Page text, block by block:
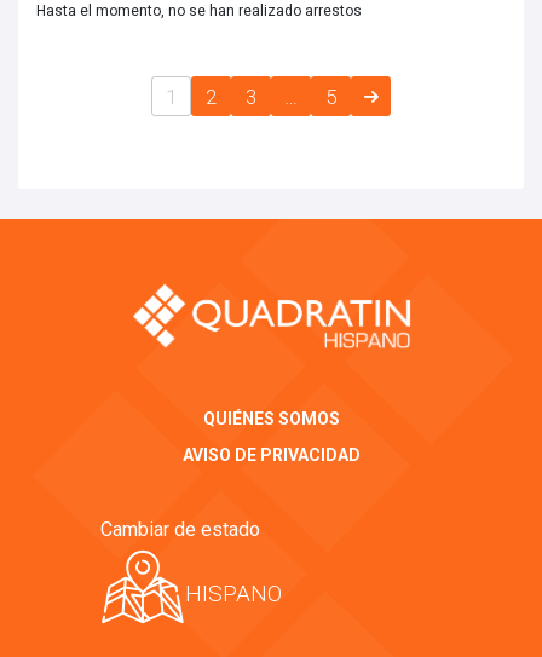
Hasta el momento, no se han realizado arrestos
1 2 3 5
QUIÉNES SOMOS
AVISO DE PRIVACIDAD
Cambiar de estado
HISPANO